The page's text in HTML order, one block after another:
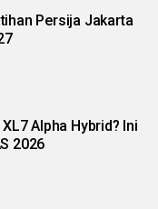
Persija Jakarta
Alpha Hybrid? Ini
2026